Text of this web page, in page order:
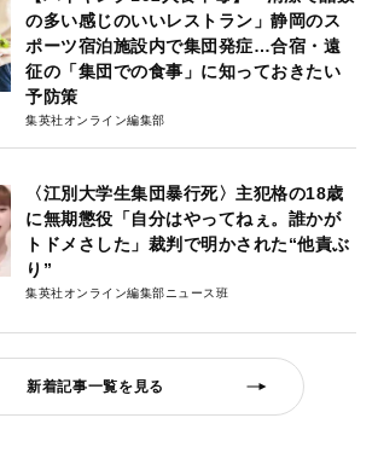
の多い感じのいいレストラン」静岡のス
ポーツ宿泊施設内で集団発症…合宿・遠
征の「集団での食事」に知っておきたい
予防策
集英社オンライン編集部
〈江別大学生集団暴行死〉主犯格の18歳
に無期懲役「自分はやってねぇ。誰かが
トドメさした」裁判で明かされた“他責ぶ
り”
集英社オンライン編集部ニュース班
新着記事一覧を見る